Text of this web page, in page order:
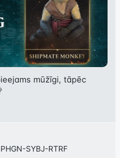
mūžīgi, tāpēc
SYBJ-RTRF